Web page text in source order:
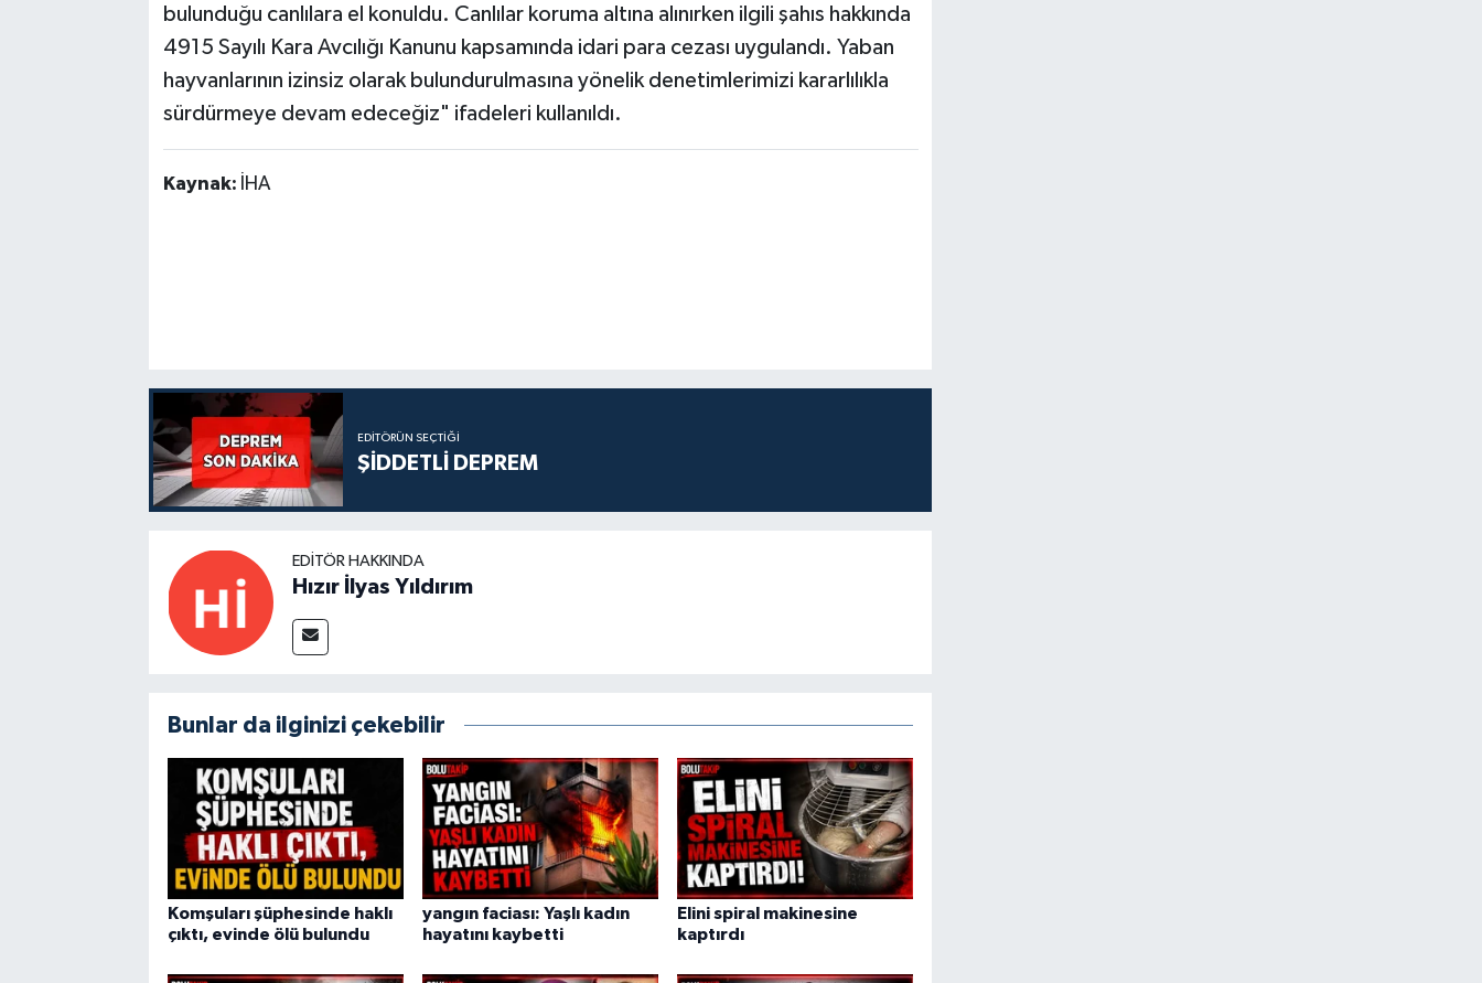
bulunduğu canlılara el konuldu. Canlılar koruma altına alınırken ilgili şahıs hakkında
4915 Sayılı Kara Avcılığı Kanunu kapsamında idari para cezası uygulandı. Yaban
hayvanlarının izinsiz olarak bulundurulmasına yönelik denetimlerimizi kararlılıkla
sürdürmeye devam edeceğiz" ifadeleri kullanıldı.
Kaynak: İHA
EDITÖRÜN SEÇTIĞI
ŞİDDETLİ DEPREM
EDITÖR HAKKINDA
Hızır İlyas Yıldırım
Bunlar da ilginizi çekebilir
Komşuları şüphesinde haklı
çıktı, evinde ölü bulundu
yangın faciası: Yaşlı kadın
hayatını kaybetti
Elini spiral makinesine
kaptırdı